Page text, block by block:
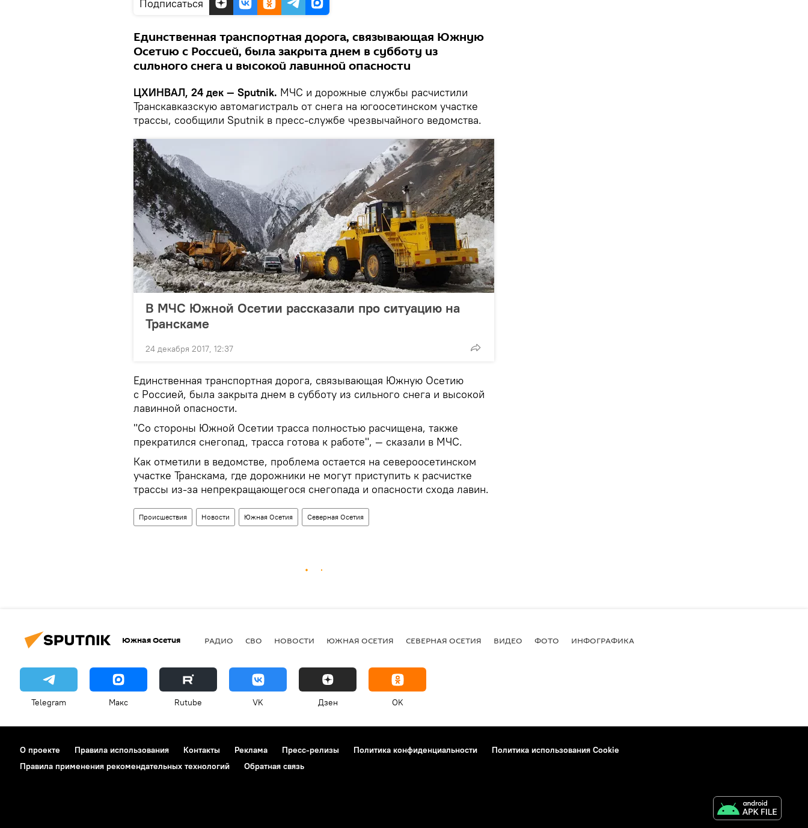
Подписаться
Единственная транспортная дорога, связывающая Южную
Осетию с Россией, была закрыта днем в субботу из
сильного снега и высокой лавинной опасности
ЦХИНВАЛ, 24 дек — Sputnik. МЧС и дорожные службы расчистили
Транскавказскую автомагистраль от снега на югоосетинском участке
трассы, сообщили Sputnik в пресс-службе чрезвычайного ведомства.
В МЧС Южной Осетии рассказали про ситуацию на
Транскаме
24 декабря 2017, 12:37
Единственная транспортная дорога, связывающая Южную Осетию
с Россией, была закрыта днем в субботу из сильного снега и высокой
лавинной опасности.
"Со стороны Южной Осетии трасса полностью расчищена, также
прекратился снегопад, трасса готова к работе", — сказали в МЧС.
Как отметили в ведомстве, проблема остается на североосетинском
участке Транскама, где дорожники не могут приступить к расчистке
трассы из-за непрекращающегося снегопада и опасности схода лавин.
Происшествия Новости Южная Осетия Северная Осетия
Южная Осетия РАДИО СВО НОВОСТИ ЮЖНАЯ ОСЕТИЯ СЕВЕРНАЯ ОСЕТИЯ ВИДЕО ФОТО ИНФОГРАФИКА
Telegram Макс Rutube VK Дзен OK
О проекте Правила использования Контакты Реклама Пресс-релизы Политика конфиденциальности
Политика использования Cookie
Правила применения рекомендательных технологий
Обратная связь